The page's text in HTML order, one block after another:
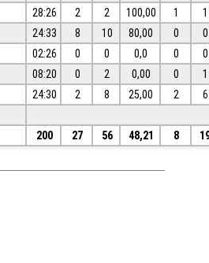
28:26 2 2 100,00 1
1
24:33 8 10 80,00 0
0
02:26 0 0 0,0 0
0
08:20 0 2 0,00 0
1
24:30 2 8 25,00 2
6
200 27 56 48,21 8